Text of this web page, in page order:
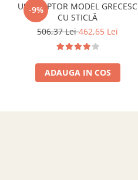
-9%
UȘĂ CUPTOR MODEL GRECESC
CU STICLĂ
506,37 Lei462,65 Lei
ADAUGA IN COS